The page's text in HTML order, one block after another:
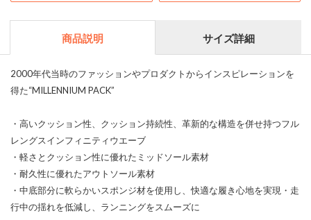
商品説明 サイズ詳細
2000年代当時のファッションやプロダクトからインスピレーションを
得た“MILLENNIUM PACK”
・高いクッション性、クッション持続性、革新的な構造を併せ持つフル
レングスインフィニティウエーブ
・軽さとクッション性に優れたミッドソール素材
・耐久性に優れたアウトソール素材
・中底部分に軟らかいスポンジ材を使用し、快適な履き心地を実現・走
行中の揺れを低減し、ランニングをスムーズに